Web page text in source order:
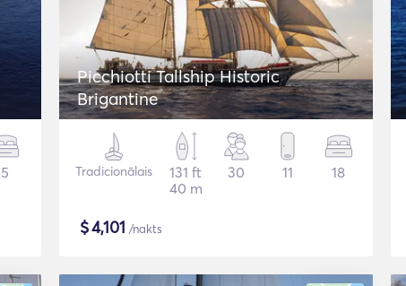
5
Picchiotti Tallship Historic
Brigantine
Tradicionālais
131 ft
40 m
30 11 18
$4,101 /nakts